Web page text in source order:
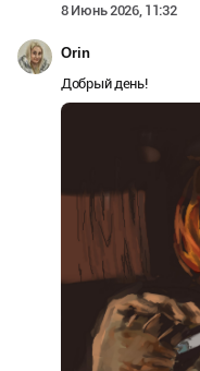
8 Июнь 2026, 11:32
Orin
Добрый день!